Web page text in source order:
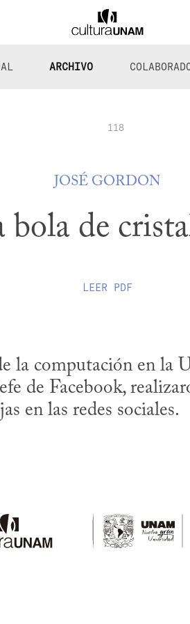
ARCHIVO
118
JOSÉ GORDON
de
LEER PDF
la computación en la
de Facebook,
en las redes sociales.